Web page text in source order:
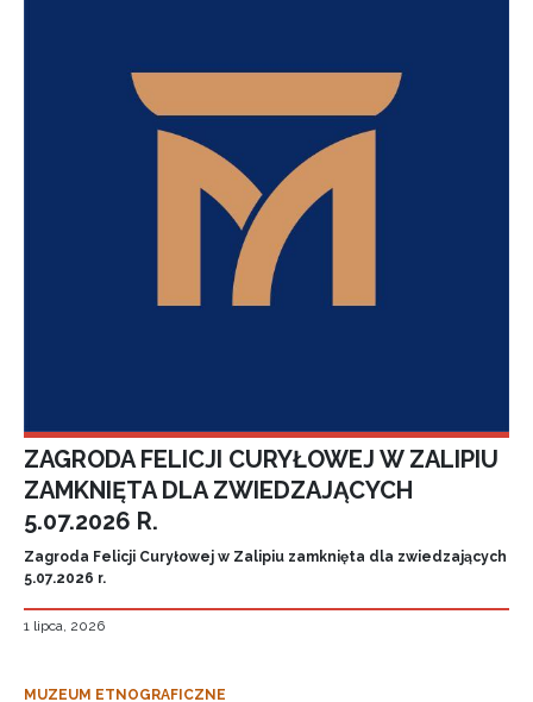
ZAGRODA FELICJI CURYŁOWEJ W ZALIPIU
ZAMKNIĘTA DLA ZWIEDZAJĄCYCH
5.07.2026 R.
Zagroda Felicji Curyłowej w Zalipiu zamknięta dla zwiedzających
5.07.2026 r.
1 lipca, 2026
MUZEUM ETNOGRAFICZNE